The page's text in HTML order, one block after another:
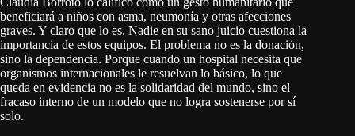
beneficiará a niños con asma, neumonía y otras afecciones
graves. Y claro que lo es. Nadie en su sano juicio cuestiona la
importancia de estos equipos. El problema no es la donación,
sino la dependencia. Porque cuando un hospital necesita que
organismos internacionales le resuelvan lo básico, lo que
queda en evidencia no es la solidaridad del mundo, sino el
fracaso interno de un modelo que no logra sostenerse por sí
solo.